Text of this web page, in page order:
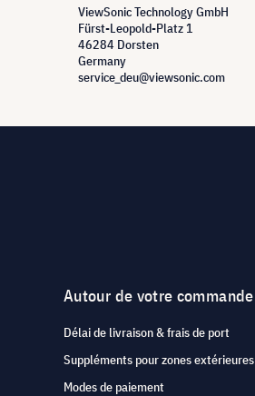
ViewSonic Technology GmbH
Fürst-Leopold-Platz 1
46284 Dorsten
Germany
service_deu@viewsonic.com
Autour de votre commande
Délai de livraison & frais de port
Suppléments pour zones extérieures
Modes de paiement